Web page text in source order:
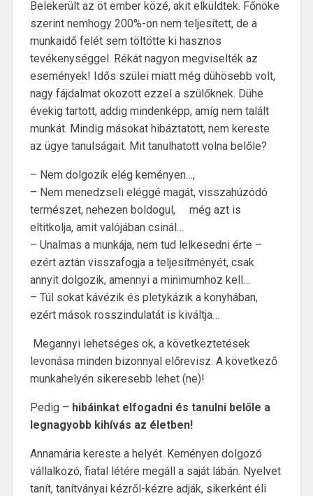
Belekerült az öt ember közé, akit elküldtek. Főnöke
szerint nemhogy 200%-on nem teljesített, de a
munkaidő felét sem töltötte ki hasznos
tevékenységgel. Rékát nagyon megviselték az
események! Idős szülei miatt még dühösebb volt,
nagy fájdalmat okozott ezzel a szülőknek. Dühe
évekig tartott, addig mindenképp, amíg nem talált
munkát. Mindig másokat hibáztatott, nem kereste
az ügye tanulságait. Mit tanulhatott volna belőle?
– Nem dolgozik elég keményen…,
– Nem menedzseli eléggé magát, visszahúzódó
természet, nehezen boldogul, még azt is
eltitkolja, amit valójában csinál…
– Unalmas a munkája, nem tud lelkesedni érte –
ezért aztán visszafogja a teljesítményét, csak
annyit dolgozik, amennyi a minimumhoz kell…
– Túl sokat kávézik és pletykázik a konyhában,
ezért mások rosszindulatát is kiváltja…
Megannyi lehetséges ok, a következtetések
levonása minden bizonnyal előrevisz. A következő
munkahelyén sikeresebb lehet (ne)!
Pedig – hibáinkat elfogadni és tanulni belőle a
legnagyobb kihívás az életben!
Annamária kereste a helyét. Keményen dolgozó
vállalkozó, fiatal létére megáll a saját lábán. Nyelvet
tanít, tanítványai kézről-kézre adják, sikerként éli